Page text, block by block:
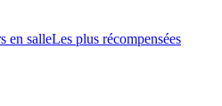
en salleLes plus récompensées